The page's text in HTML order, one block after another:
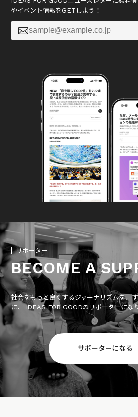
やイベント情報をGETしよう！

サポーター
BECOME A
社会をもっと良くするジャーナリズムを、
に、 IDEAS FOR GOODのサポーターにな
サポーターになる